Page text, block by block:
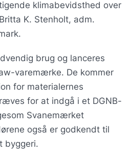
klimabevidsthed over
K. Stenholt, adm.
brug og lanceres
varemærke. De kommer
for materialernes
for at indgå i et DGNB-
Svanemærket
også er godkendt til
byggeri.